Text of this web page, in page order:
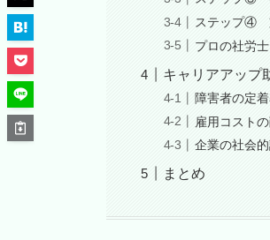
ステップ④
プロの社労
キャリアアップ
障害者の定
雇用コスト
企業の社会
まとめ